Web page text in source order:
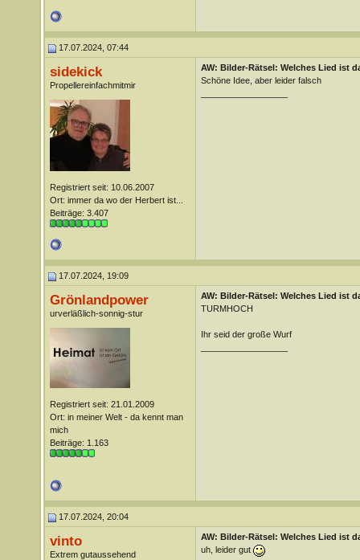
17.07.2024, 07:44
sidekick
Propellereinfachmitmir
Registriert seit: 10.06.2007
Ort: immer da wo der Herbert ist...
Beiträge: 3.407
AW: Bilder-Rätsel: Welches Lied ist
Schöne Idee, aber leider falsch
17.07.2024, 19:09
Grönlandpower
urverläßlich-sonnig-stur
Registriert seit: 21.01.2009
Ort: in meiner Welt - da kennt man
mich
Beiträge: 1.163
AW: Bilder-Rätsel: Welches Lied ist
TURMHOCH
Ihr seid der große Wurf
17.07.2024, 20:04
vinto
Extrem gutaussehend
AW: Bilder-Rätsel: Welches Lied ist
uh, leider gut